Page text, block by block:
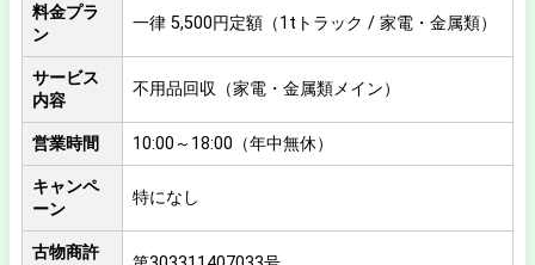
料金プラ
ン
一律 5,500円定額（1tトラック / 家電・金属類）
サービス
内容
不用品回収（家電・金属類メイン）
営業時間 10:00～18:00（年中無休）
キャンペ
ーン
特になし
古物商許